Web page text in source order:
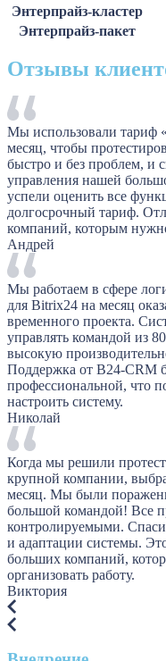
Энтерпрайз-кластер
Энтерпрайз-пакет
Отзывы
Мы использовали тариф
месяц, чтобы
быстро и без проблем, и
управления нашей
успели оценить все
долгосрочный тариф.
компаний, которым
Андрей
Мы работаем в сфере
для Bitrix24 на месяц
временного проекта.
управлять командой из
высокую
Поддержка от B24-CRM
профессиональной, что
настроить систему.
Николай
Когда мы решили
крупной компании,
месяц. Мы были
большой командой! Все
контролируемыми.
и адаптации системы.
больших компаний,
организовать работу.
Виктория